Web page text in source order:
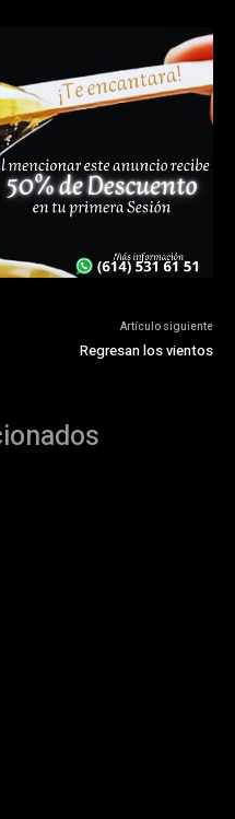
Artículo siguiente
Regresan los vientos